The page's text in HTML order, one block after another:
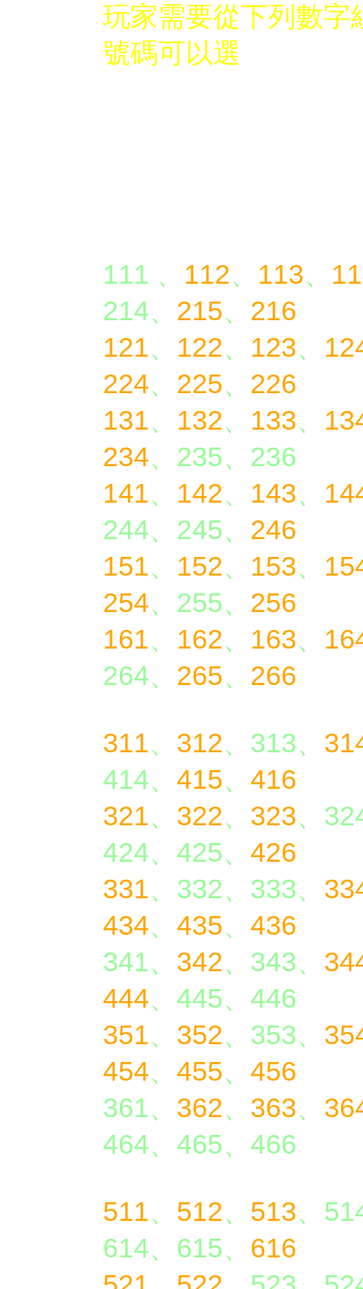
玩家需要從下列數字
號碼可以選
111 、 112、 113、
214、 215、 216
121、 122、 123、
224、 225、 226
131、 132、 133、
234、235、236
141、 142、 143、
244、245、 246
151、 152、 153、
254、255、 256
161、 162、 163、
264、 265、 266
311、 312、313、
414、 415、 416
321、 322、 323、
424、425、 426
331、332、333、
434、 435、 436
341、 342、343、
444、445、446
351、 352、353、
454、 455、 456
361、 362、 363、
464、465、466
511、 512、 513、
614、615、 616